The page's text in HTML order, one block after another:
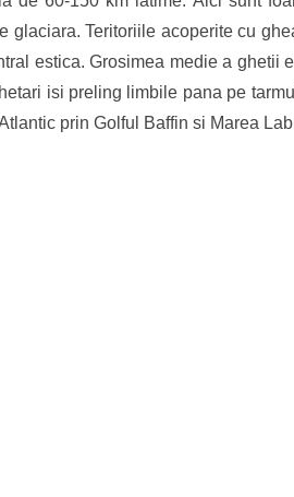
Teritoriile acoperite cu
estica. Grosimea medie a ghetii
isi preling limbile pana pe
prin Golful Baffin si Marea